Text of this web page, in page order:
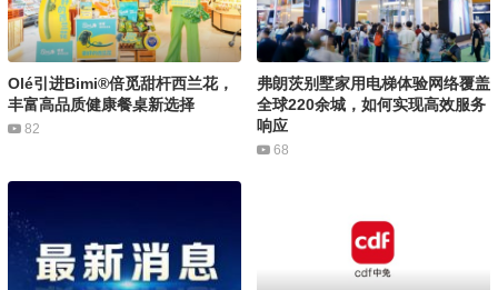
Olé引进Bimi®倍觅甜杆西兰花，
丰富高品质健康餐桌新选择
82
弗朗茨别墅家用电梯体验网络覆盖
全球220余城，如何实现高效服务
响应
68